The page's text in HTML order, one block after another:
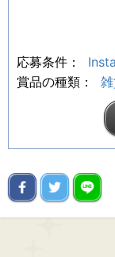
応募条件：
賞品の種類：